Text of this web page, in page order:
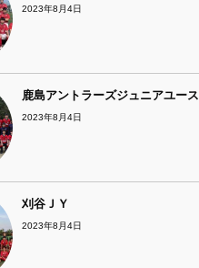
2023年8月4日
鹿島アントラーズジュニアユース
2023年8月4日
刈谷ＪＹ
2023年8月4日